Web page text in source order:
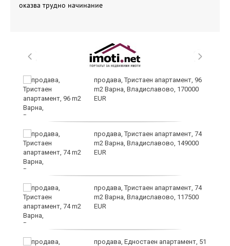
оказва трудно начинание
продава, Тристаен апартамент, 96
m2 Варна, Владиславово, 170000
EUR
продава, Тристаен апартамент, 74
m2 Варна, Владиславово, 149000
EUR
продава, Тристаен апартамент, 74
m2 Варна, Владиславово, 117500
EUR
продава, Едностаен апартамент, 51